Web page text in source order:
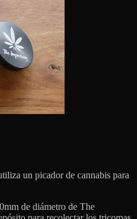
un picador de cannabis para
de diámetro de The